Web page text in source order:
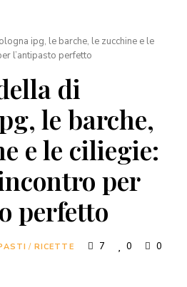
ipg, le barche, le zucchine e le
l’antipasto perfetto
di
le barche,
e le ciliegie:
per
perfetto
/ RICETTE 7 0 0